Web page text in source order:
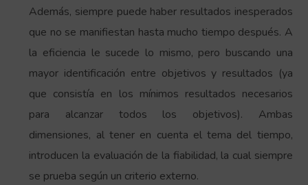
Además, siempre puede haber resultados inesperados
que no se manifiestan hasta mucho tiempo después. A
la eficiencia le sucede lo mismo, pero buscando una
mayor identificación entre objetivos y resultados (ya
que consistía en los mínimos resultados necesarios
para alcanzar todos los objetivos). Ambas
dimensiones, al tener en cuenta el tema del tiempo,
introducen la evaluación de la fiabilidad, la cual siempre
se prueba según un criterio externo.